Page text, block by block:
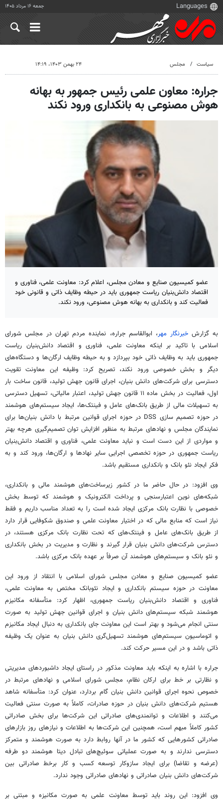
جمعه ۱۶ مرداد ۱۴۰۵
سیاست مجلس ۲۴ بهمن ۱۴۰۳، ۱۴:۱۹
جراره: معاون علمی رئیس جمهور به بهانه
هوش مصنوعی به بانکداری ورود نکند
عضو کمیسیون صنایع و معادن مجلس، اعلام کرد: معاونت علمی، فناوری و
اقتصاد دانش‌بنیان ریاست جمهوری باید در حیطه وظایف ذاتی و قانونی خود
فعالیت کند و بانکداری به بهانه هوش مصنوعی، ورود نکند.
به گزارشخبرنگار مهر، ابوالقاسم جراره، نماینده مردم تهران در مجلس شورای
اسلامی با تاکید بر اینکه معاونت علمی، فناوری و اقتصاد دانش‌بنیان ریاست
جمهوری باید به وظایف ذاتی خود بپردازد و به حیطه وظایف ارگان‌ها و دستگاه‌های
دیگر و بخش خصوصی ورود نکند، تصریح کرد: وظیفه این معاونت تقویت
دسترسی برای شرکت‌های دانش بنیان، اجرای قانون جهش تولید، قانون ساخت بار
اول، فعالیت در بخش ماده ۱۱ قانون جهش تولید، اعتبار مالیاتی، تسهیل دسترسی
به تسهیلات مالی از طریق بانک‌های عامل و فینتک‌ها، ایجاد سیستم‌های هوشمند
در حوزه تصمیم سازی DSS در حوزه اجرای قوانین مرتبط با دانش بنیان‌ها برای
نمایندگان مجلس و نهادهای مرتبط به منظور افزایش توان تصمیم‌گیری هرچه بهتر
و مواردی از این دست است و نباید معاونت علمی، فناوری و اقتصاد دانش‌بنیان
ریاست جمهوری در حوزه تخصصی اجرایی سایر نهادها و ارگان‌ها، ورود کند و به
فکر ایجاد نئو بانک و بانکداری مستقیم باشد.
وی افزود: در حال حاضر ما در کشور زیرساخت‌های هوشمند مالی و بانکداری،
شبکه‌های نوین اعتبارسنجی و پرداخت الکترونیک و هوشمند که توسط بخش
خصوصی با نظارت بانک مرکزی ایجاد شده است را به تعداد مناسب داریم و فقط
نیاز است که منابع مالی که در اختیار معاونت علمی و صندوق شکوفایی قرار دارد
از طریق بانک‌های عامل و فینتک‌های که تحت نظارت بانک مرکزی هستند، در
دسترس شرکت‌های دانش بنیان قرار گیرند و نظارت و مدیریت در بخش بانکداری
و نئو بانک و سیستم‌های هوشمند آن صرفاً بر عهده بانک مرکزی باشد.
عضو کمیسیون صنایع و معادن مجلس شورای اسلامی با انتقاد از ورود این
معاونت در حوزه سیستم بانکداری و ایجاد نئوبانک مختص به معاونت علمی،
فناوری و اقتصاد دانش‌بنیان ریاست جمهوری، اظهار کرد: متأسفانه مکانیزم
هوشمند شبکه سیستم‌های دانش بنیان و اجرای قوانین جهش تولید به صورت
سنتی انجام می‌شود و بهتر است این معاونت جای بانکداری به دنبال ایجاد مکانیزم
و اتوماسیون سیستم‌های هوشمند تسهیل‌گری دانش بنیان به عنوان یک وظیفه
ذاتی باشد و در این مسیر حرکت کند.
جراره با اشاره به اینکه باید معاونت مذکور در راستای ایجاد داشبوردهای مدیریتی
و نظارتی بر خط برای ارکان نظام، مجلس شورای اسلامی و نهادهای مرتبط در
خصوص نحوه اجرای قوانین دانش بنیان گام بردارد، عنوان کرد: متأسفانه شاهد
هستیم شرکت‌های دانش بنیان در حوزه صادرات، کاملاً به صورت سنتی فعالیت
می‌کنند و اطلاعات و توانمندی‌های صادراتی این شرکت‌ها برای بخش صادراتی
کشور کاملاً مبهم است، همچنین این شرکت‌ها به اطلاعات و نیازهای روز بازارهای
صادراتی کشورهایی که کشور ما در آنها روابط دارد به صورت هوشمند و متمرکز
دسترسی ندارند و به صورت عملیاتی سوئیچ‌های تبادل دیتا هوشمند دو طرفه
(عرضه و تقاضا) برای ایجاد سازوکار توسعه کسب و کار برخط صادراتی بین
شرکت‌های دانش بنیان صادراتی و نهادهای صادراتی وجود ندارد.
وی افزود: این روند باید توسط معاونت علمی به صورت مکانیزه و مبتنی بر